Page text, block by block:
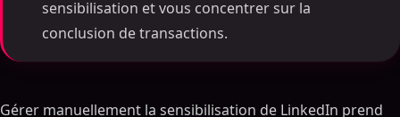
sensibilisation et vous concentrer sur la
conclusion de transactions.
Gérer manuellement la sensibilisation de LinkedIn prend